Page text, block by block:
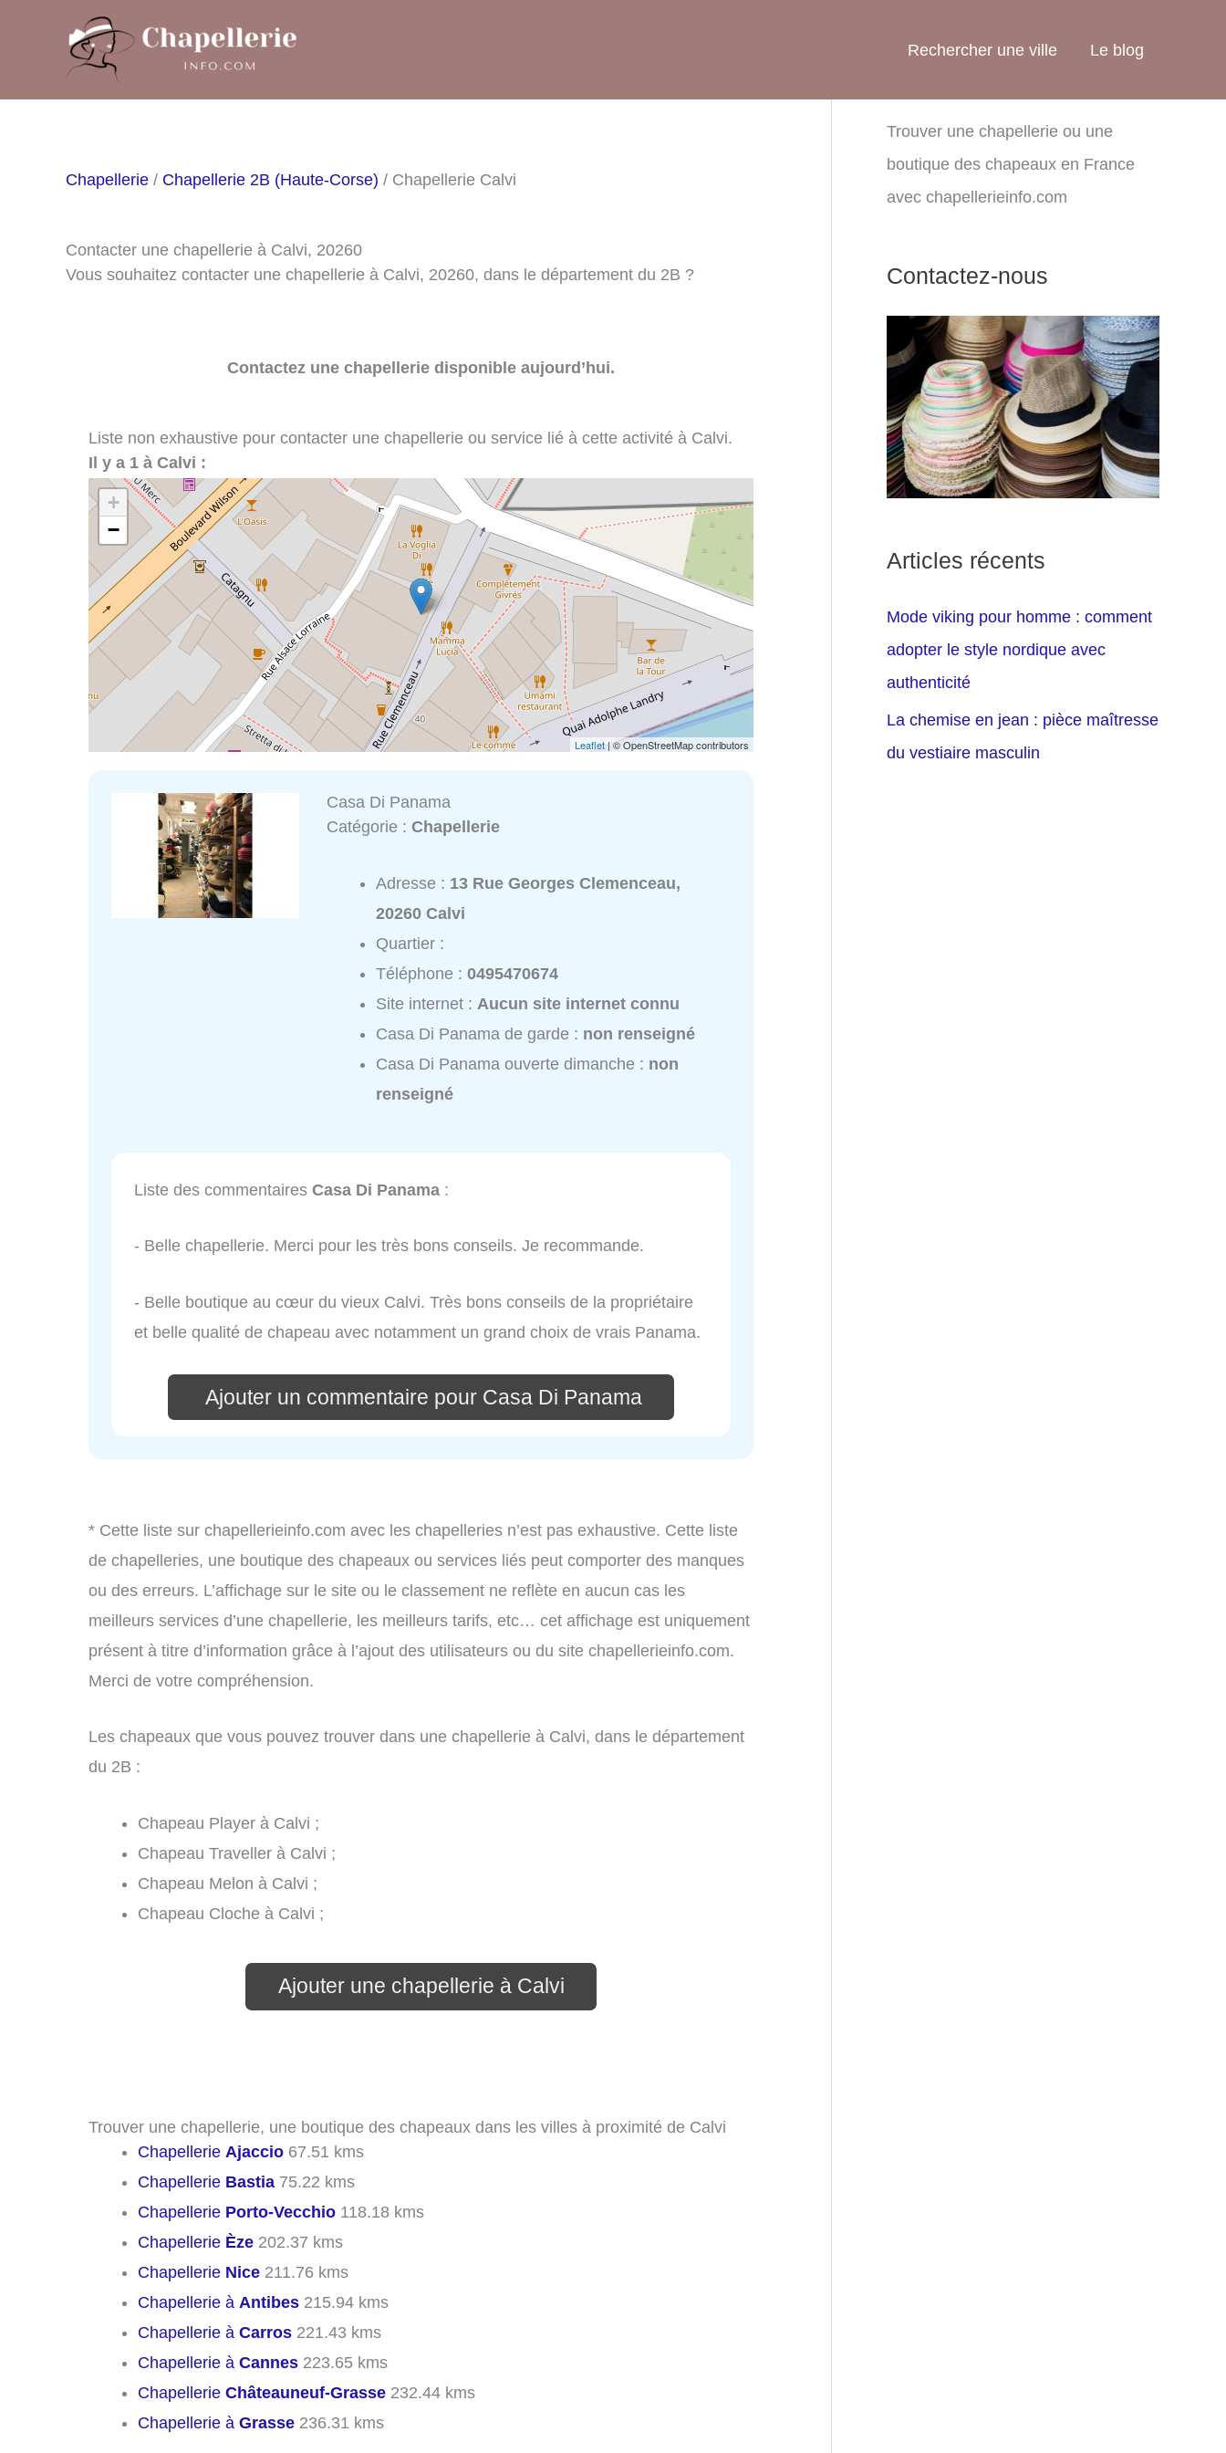
Rechercher une ville Le blog
Chapellerie / Chapellerie 2B (Haute-Corse) / Chapellerie Calvi
Contacter une chapellerie à Calvi, 20260
Vous souhaitez contacter une chapellerie à Calvi, 20260, dans le département du 2B ?
Contactez une chapellerie disponible aujourd’hui.
Liste non exhaustive pour contacter une chapellerie ou service lié à cette activité à Calvi.
Il y a 1 à Calvi :
+
−
Leaflet| © OpenStreetMap contributors
Casa Di Panama
Catégorie :Chapellerie
Adresse : 13 Rue Georges Clemenceau,
20260 Calvi
Quartier :
Téléphone :0495470674
Site internet : Aucun site internet connu
Casa Di Panama de garde : non renseigné
Casa Di Panama ouverte dimanche : non
renseigné
Liste des commentaires Casa Di Panama :
- Belle chapellerie. Merci pour les très bons conseils. Je recommande.
- Belle boutique au cœur du vieux Calvi. Très bons conseils de la propriétaire
et belle qualité de chapeau avec notamment un grand choix de vrais Panama.
Ajouter un commentaire pour Casa Di Panama
* Cette liste sur chapellerieinfo.com avec les chapelleries n’est pas exhaustive. Cette liste
de chapelleries, une boutique des chapeaux ou services liés peut comporter des manques
ou des erreurs. L’affichage sur le site ou le classement ne reflète en aucun cas les
meilleurs services d’une chapellerie, les meilleurs tarifs, etc… cet affichage est uniquement
présent à titre d’information grâce à l’ajout des utilisateurs ou du site chapellerieinfo.com.
Merci de votre compréhension.
Les chapeaux que vous pouvez trouver dans une chapellerie à Calvi, dans le département
du 2B :
Chapeau Player à Calvi ;
Chapeau Traveller à Calvi ;
Chapeau Melon à Calvi ;
Chapeau Cloche à Calvi ;
Ajouter une chapellerie à Calvi
Trouver une chapellerie, une boutique des chapeaux dans les villes à proximité de Calvi
Chapellerie Ajaccio 67.51 kms
Chapellerie Bastia 75.22 kms
Chapellerie Porto-Vecchio 118.18 kms
Chapellerie Èze 202.37 kms
Chapellerie Nice 211.76 kms
Chapellerie à Antibes 215.94 kms
Chapellerie à Carros 221.43 kms
Chapellerie à Cannes 223.65 kms
Chapellerie Châteauneuf-Grasse 232.44 kms
Chapellerie à Grasse 236.31 kms
Trouver une chapellerie ou une
boutique des chapeaux en France
avec chapellerieinfo.com
Contactez-nous
Articles récents
Mode viking pour homme : comment
adopter le style nordique avec
authenticité
La chemise en jean : pièce maîtresse
du vestiaire masculin